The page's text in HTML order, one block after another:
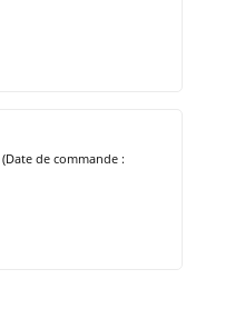
(Date de commande :